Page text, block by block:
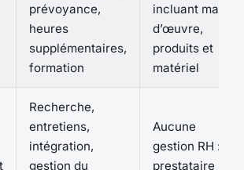
prévoyance,
heures
supplémentaires,
formation
incluant main
d’œuvre,
produits et
matériel
Recherche,
entretiens,
intégration,
gestion du
Aucune
gestion RH : le
prestataire